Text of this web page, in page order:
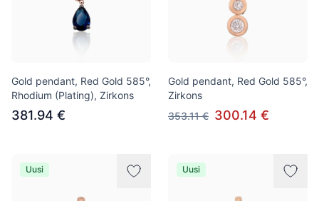
Gold pendant, Red Gold 585°,
Rhodium (Plating), Zirkons
381.94 €
Gold pendant, Red Gold 585°,
Zirkons
353.11 € 300.14 €
Uusi Uusi